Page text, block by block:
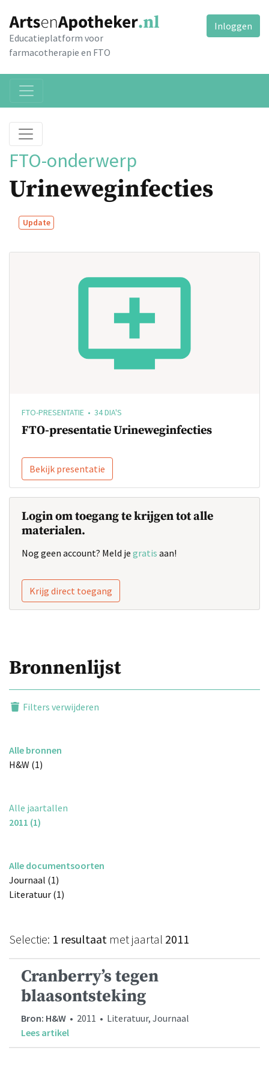
Educatieplatform voor
farmacotherapie en FTO
Inloggen
FTO-onderwerp
Urineweginfecties
Update
FTO-PRESENTATIE • 34 DIA'S
FTO-presentatie Urineweginfecties
Bekijk presentatie
Login om toegang te krijgen tot alle
materialen.
Nog geen account? Meld je gratis aan!
Krijg direct toegang
Bronnenlijst
Filters verwijderen
Alle bronnen
H&W (1)
Alle jaartallen
2011 (1)
Alle documentsoorten
Journaal (1)
Literatuur (1)
Selectie: 1 resultaat met jaartal 2011
Cranberry’s tegen
blaasontsteking
Bron: H&W • 2011 • Literatuur, Journaal
Lees artikel